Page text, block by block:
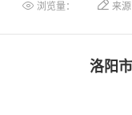
浏览量： 来
洛阳